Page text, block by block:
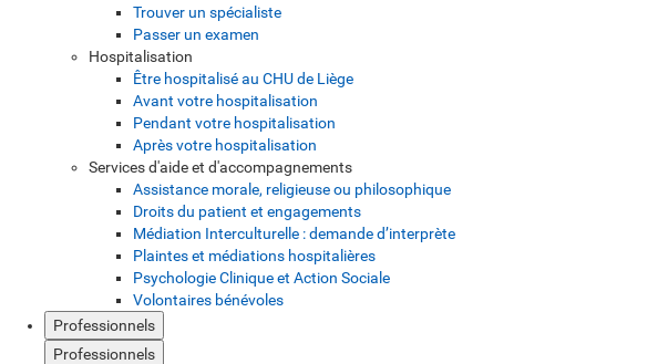
Trouver un spécialiste
Passer un examen
Hospitalisation
Être hospitalisé au CHU de Liège
Avant votre hospitalisation
Pendant votre hospitalisation
Après votre hospitalisation
Services d'aide et d'accompagnements
Assistance morale, religieuse ou philosophique
Droits du patient et engagements
Médiation Interculturelle : demande d’interprète
Plaintes et médiations hospitalières
Psychologie Clinique et Action Sociale
Volontaires bénévoles
Professionnels
Professionnels